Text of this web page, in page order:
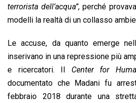
terrorista dell’acqua”,perché
modelli la realtà di un collasso
Le accuse, da quanto emerge
inserivano in una repressione più
e ricercatori. Il Center for
documentato che Madani fu
febbraio 2018 durante una